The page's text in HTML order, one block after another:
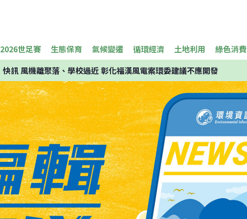
2026世足賽 生態保育 氣候變遷 循環經濟 土地利用 綠色消費
快訊風機離聚落、學校過近 彰化福漢風電案環委建議不應開發